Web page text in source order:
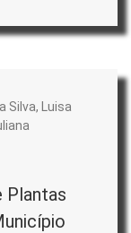
Silva, Luisa
Plantas